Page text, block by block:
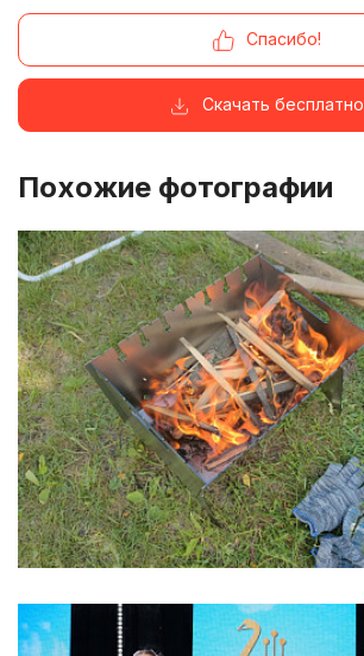
Спасибо!
Скачать бесплатно
Похожие фотографии